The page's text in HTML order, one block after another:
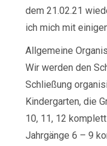
dem 21.02.21
ich mich mit
Allgemeine
Wir werden den
Schließung
Kindergarten, die
10, 11, 12
Jahrgänge 6 – 9